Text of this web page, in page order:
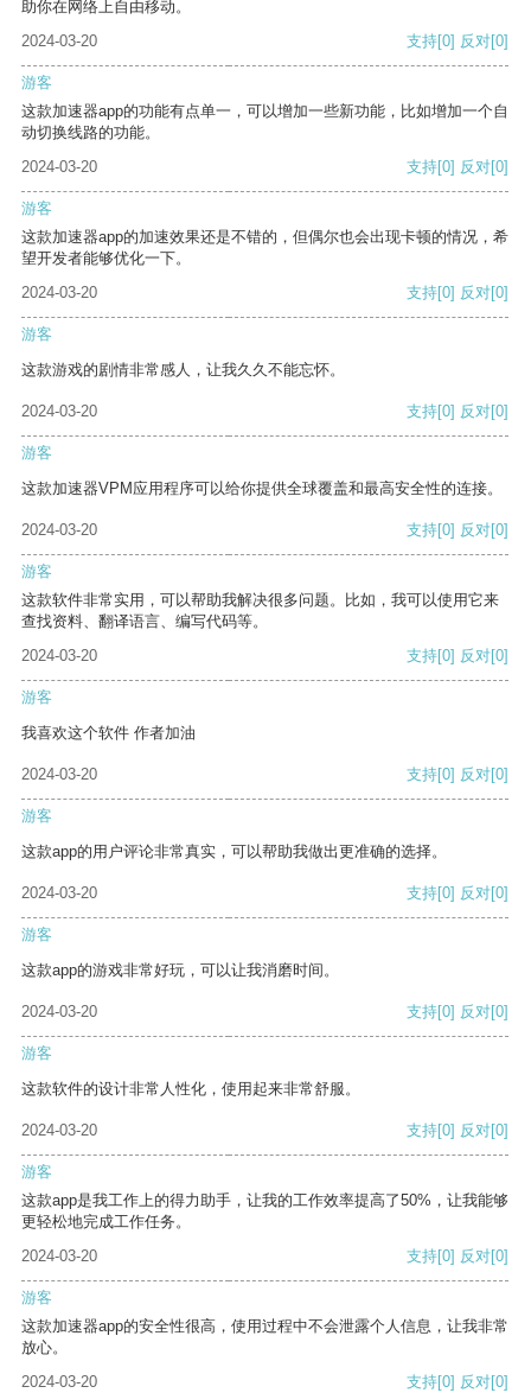
助你在网络上自由移动。
2024-03-20
支持[0] 反对[0]
游客
这款加速器app的功能有点单一，可以增加一些新功能，比如增加一个自
动切换线路的功能。
2024-03-20
支持[0] 反对[0]
游客
这款加速器app的加速效果还是不错的，但偶尔也会出现卡顿的情况，希
望开发者能够优化一下。
2024-03-20
支持[0] 反对[0]
游客
这款游戏的剧情非常感人，让我久久不能忘怀。
2024-03-20 支持[0] 反对[0]
游客
这款加速器VPM应用程序可以给你提供全球覆盖和最高安全性的连接。
2024-03-20 支持[0] 反对[0]
游客
这款软件非常实用，可以帮助我解决很多问题。比如，我可以使用它来
查找资料、翻译语言、编写代码等。
2024-03-20
支持[0] 反对[0]
游客
我喜欢这个软件 作者加油
2024-03-20 支持[0] 反对[0]
游客
这款app的用户评论非常真实，可以帮助我做出更准确的选择。
2024-03-20 支持[0] 反对[0]
游客
这款app的游戏非常好玩，可以让我消磨时间。
2024-03-20 支持[0] 反对[0]
游客
这款软件的设计非常人性化，使用起来非常舒服。
2024-03-20 支持[0] 反对[0]
游客
这款app是我工作上的得力助手，让我的工作效率提高了50%，让我能够
更轻松地完成工作任务。
2024-03-20
支持[0] 反对[0]
游客
这款加速器app的安全性很高，使用过程中不会泄露个人信息，让我非常
放心。
2024-03-20
支持[0] 反对[0]